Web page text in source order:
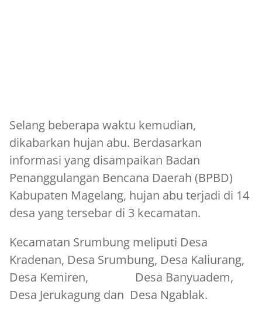
Selang beberapa waktu kemudian,
dikabarkan hujan abu. Berdasarkan
informasi yang disampaikan Badan
Penanggulangan Bencana Daerah (BPBD)
Kabupaten Magelang, hujan abu terjadi di 14
desa yang tersebar di 3 kecamatan.
Kecamatan Srumbung meliputi Desa
Kradenan, Desa Srumbung, Desa Kaliurang,
Desa Kemiren, Desa Banyuadem,
Desa Jerukagung dan Desa Ngablak.